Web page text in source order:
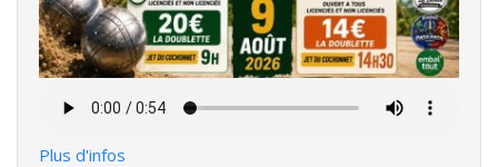
audio
Plus d'infos